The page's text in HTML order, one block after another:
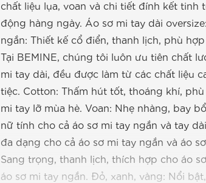
chất liệu lụa, voan và chi tiết đính kết tinh
động hàng ngày. Áo sơ mi tay dài
ngắn: Thiết kế cổ điển, thanh lịch, phù
Tại BEMINE, chúng tôi luôn ưu tiên chất
mi tay dài, đều được làm từ các chất liệu
tiệc. Cotton: Thấm hút tốt, thoáng khí,
mi tay lỡ mùa hè. Voan: Nhẹ nhàng, bay
nữ tính cho cả áo sơ mi tay ngắn và tay
đa dạng cho cả áo sơ mi tay ngắn và áo
Sang trọng, thanh lịch, thích hợp cho áo
áo sơ mi tay ngắn. Đỏ, xanh, vàng: Nổi